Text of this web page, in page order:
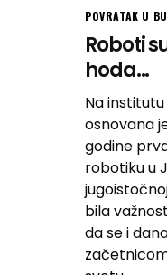
POVRATAK U
Roboti
hoda...
Na institutu
osnovana
godine
robotiku u
bila
da se i